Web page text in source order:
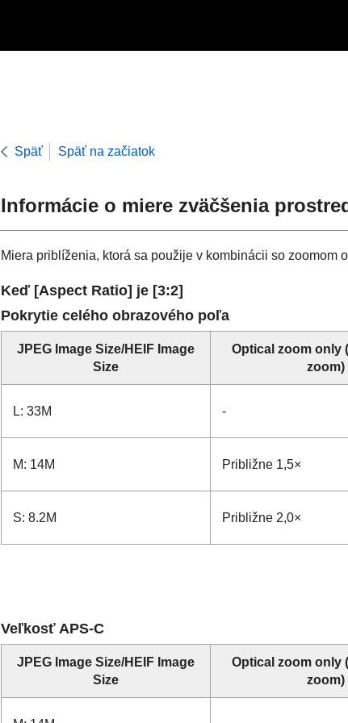
Späť Späť na začiatok
Informácie o miere zväčšenia
Miera priblíženia, ktorá sa použije v kombinácii so
Keď [Aspect Ratio] je [3:2]
Pokrytie celého obrazového poľa
JPEG Image Size/HEIF Image
Size
Optical zoom only
zoom)
L: 33M -
M: 14M Približne 1,5×
S: 8.2M Približne 2,0×
Veľkosť APS-C
JPEG Image Size/HEIF Image
Size
Optical zoom only
zoom)